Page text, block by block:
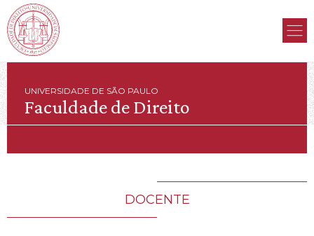
UNIVERSIDADE DE SÃO PAULO
Faculdade de Direito
DOCENTE